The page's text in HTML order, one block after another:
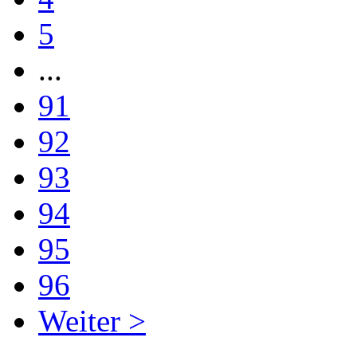
5
...
91
92
93
94
95
96
Weiter >